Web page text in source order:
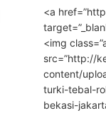
<a
<img
src=”http://
content/
turki-tebal-
bekasi-